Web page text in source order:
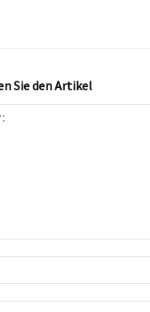
Sie den Artikel